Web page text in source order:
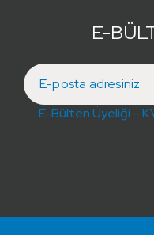
E-
E-Bülten Üyeliği –